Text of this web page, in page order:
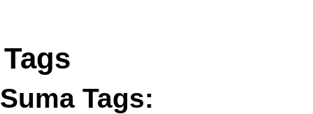
Tags
Suma Tags: